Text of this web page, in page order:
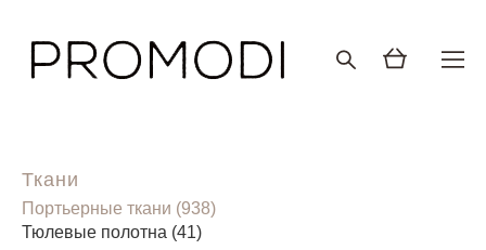
Ткани
Портьерные ткани (938)
Тюлевые полотна (41)